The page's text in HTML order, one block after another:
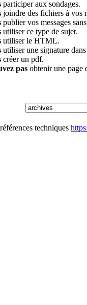
participer aux sondages.
joindre des fichiers à vos
publier vos messages
utiliser ce type de sujet.
utiliser le HTML.
utiliser une signature
créer un pdf.
pas obtenir une page
techniques